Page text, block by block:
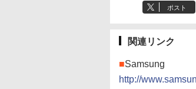
ポスト
関連リンク
■Samsung
http://